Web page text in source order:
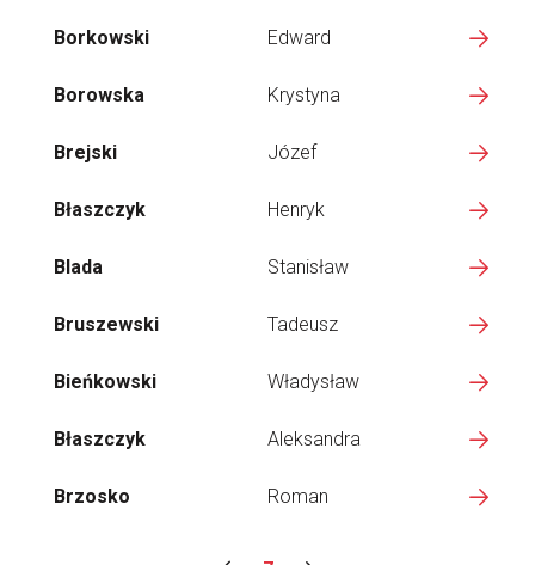
Borkowski Edward
Borowska Krystyna
Brejski Józef
Błaszczyk Henryk
Blada Stanisław
Bruszewski Tadeusz
Bieńkowski Władysław
Błaszczyk Aleksandra
Brzosko Roman